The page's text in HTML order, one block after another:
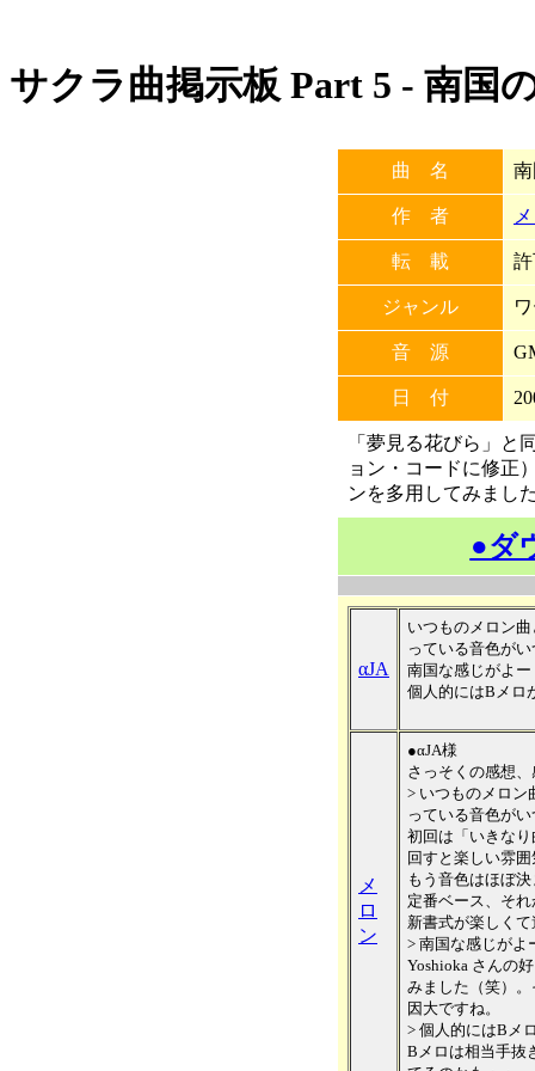
サクラ曲掲示板 Part 5 - 南国
曲 名
作 者
転 載
ジャンル
音 源
日 付
「夢見る花びら」と
ョン・コードに修正
ンを多用してみまし
●ダ
αJA
いつものメロン
っている音色が
南国な感じがよ
個人的にはBメロ
メ
ロ
ン
●αJA様
さっそくの感想
> いつものメロン
っている音色が
初回は「いきな
回すと楽しい雰
もう音色はほぼ
定番ベース、そ
新書式が楽しく
> 南国な感じがよ
Yoshioka さんの
みました（笑）
因大ですね。
> 個人的にはBメ
Bメロは相当手抜